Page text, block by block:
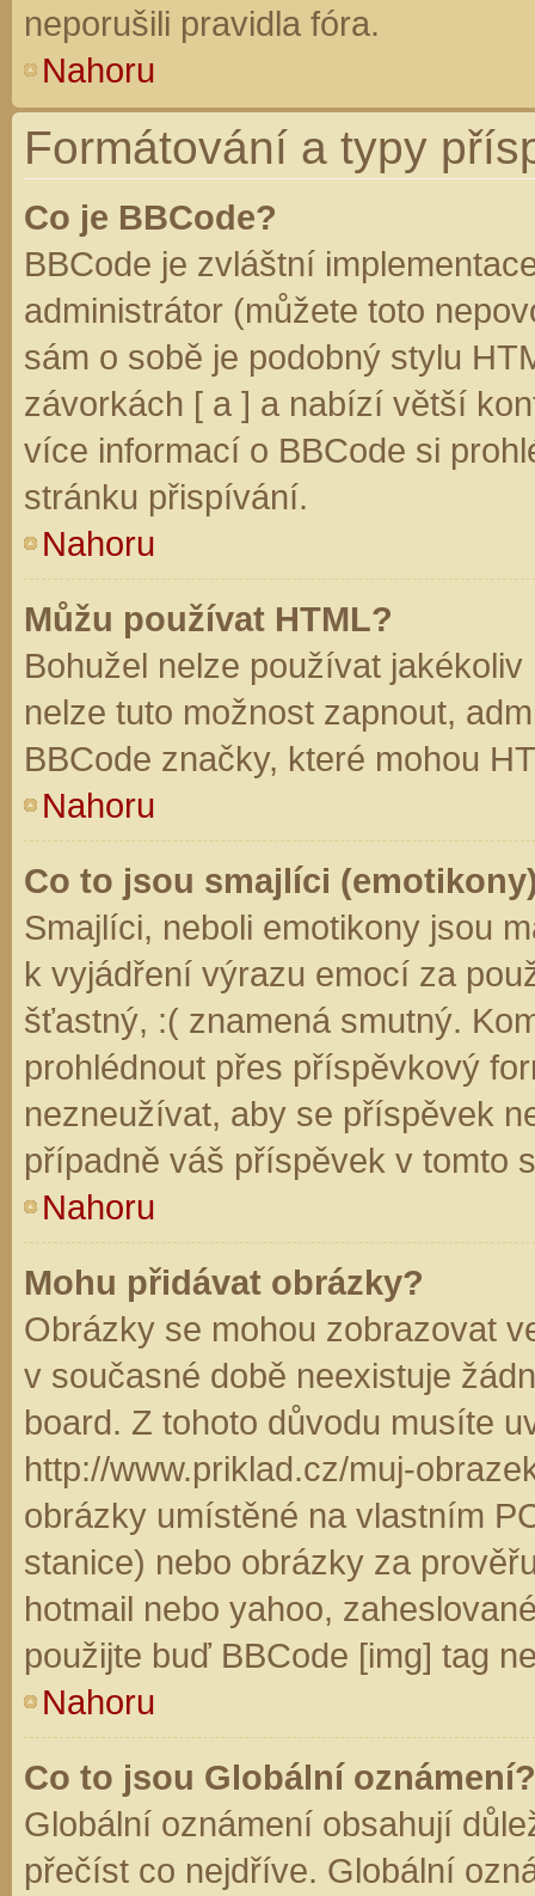
neporušili pravidla fóra.
Nahoru
Formátování a typy
Co je BBCode?
BBCode je zvláštní
administrátor (můžete toto
sám o sobě je podobný stylu
závorkách [ a ] a nabízí větší
více informací o BBCode si
stránku přispívání.
Nahoru
Můžu používat HTML?
Bohužel nelze používat
nelze tuto možnost zapnout,
BBCode značky, které mohou
Nahoru
Co to jsou smajlíci
Smajlíci, neboli emotikony jsou
k vyjádření výrazu emocí za
šťastný, :( znamená smutný.
prohlédnout přes příspěvkový
nezneužívat, aby se příspěvek
případně váš příspěvek v tomto
Nahoru
Mohu přidávat obrázky?
Obrázky se mohou zobrazovat
v současné době neexistuje
board. Z tohoto důvodu musíte
http://www.priklad.cz/muj-
obrázky umístěné na vlastním
stanice) nebo obrázky za
hotmail nebo yahoo,
použijte buď BBCode [img] tag
Nahoru
Co to jsou Globální oznámení?
Globální oznámení obsahují
přečíst co nejdříve. Globální